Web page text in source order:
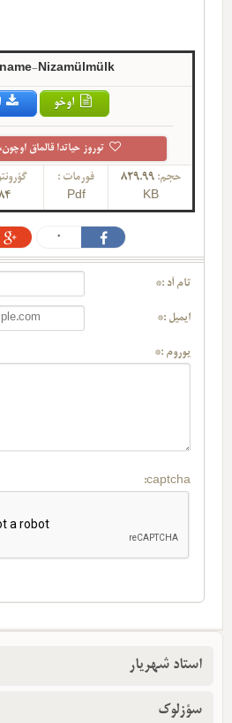
Nizamülmülk
اوخو
توروز حیاتدا قالماق
حجم:829.99
KB
فورمات :
Pdf
0
تام آد :*
ایمیل :*
یوروم :*
captcha:
استاد شهریار
سؤزلوک